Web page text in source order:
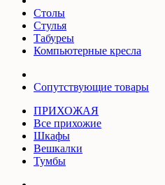
Столы
Стулья
Табуреы
Компьютерные кресла
Сопутствующие товары
ПРИХОЖАЯ
Все прихожие
Шкафы
Вешкалки
Тумбы